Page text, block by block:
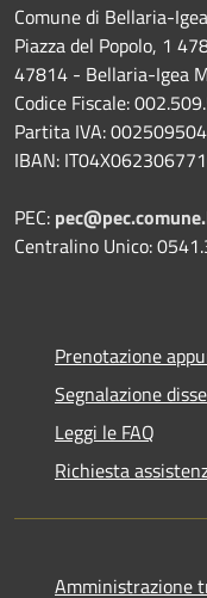
Comune di Bellaria-
Piazza del Popolo, 1
47814 - Bellaria-Igea
Codice Fiscale:
Partita IVA:
IBAN:
PEC:
Centralino Unico:
Prenotazione
Segnalazione
Leggi le FAQ
Richiesta
Amministrazione